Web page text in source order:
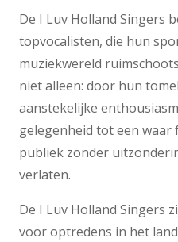
De I Luv Holland Singers
topvocalisten, die hun
muziekwereld
niet alleen: door hun
aanstekelijke
gelegenheid tot een
publiek zonder
verlaten.
De I Luv Holland Singers
voor optredens in het